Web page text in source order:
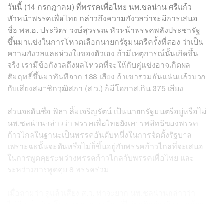
วันนี้ (14 กรกฎาคม) ที่พรรคเพื่อไทย นพ.ชลน่าน ศรีแก้ว
หัวหน้าพรรคเพื่อไทย กล่าวถึงความกังวลว่าจะมีการเสนอ
ชื่อ พล.อ. ประวิตร วงษ์สุวรรณ หัวหน้าพรรคพลังประชารัฐ
ขึ้นมาแข่งในการโหวตเลือกนายกรัฐมนตรีครั้งที่สอง ว่าเป็น
ความกังวลและห่วงใยของตัวเอง ถ้ามีเหตุการณ์นั้นเกิดขึ้น
จริง เรามีข้อกังวลถึงผลโหวตที่จะให้กับคู่แข่งอาจเกิดผล
สัมฤทธิ์ขึ้นมาทันทีจาก 188 เสียง ถ้าเขารวมกันแน่นแล้วบวก
กับเสียงสมาชิกวุฒิสภา (ส.ว.) ก็มีโอกาสเกิน 375 เสียง
ส่วนจะดันชื่อ พิธา ลิ้มเจริญรัตน์ เป็นนายกรัฐมนตรีอยู่หรือไม่
นพ.ชลน่านกล่าวว่า พรรคเพื่อไทยยังเคารพสิทธิของพรรค
ก้าวไกลในฐานะเป็นพรรคอันดับหนึ่งในการจัดตั้งรัฐบาล
เพราะฉะนั้นจะดันหรือไม่ก็ขึ้นอยู่กับพรรคก้าวไกลที่จะเสนอ
ในการพูดคุยระหว่างพรรคก้าวไกลกับพรรคเพื่อไทย และ
ระหว่างการพูดคุย 8 พรรคร่วม